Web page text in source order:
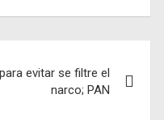
evitar se filtre el
narco; PAN